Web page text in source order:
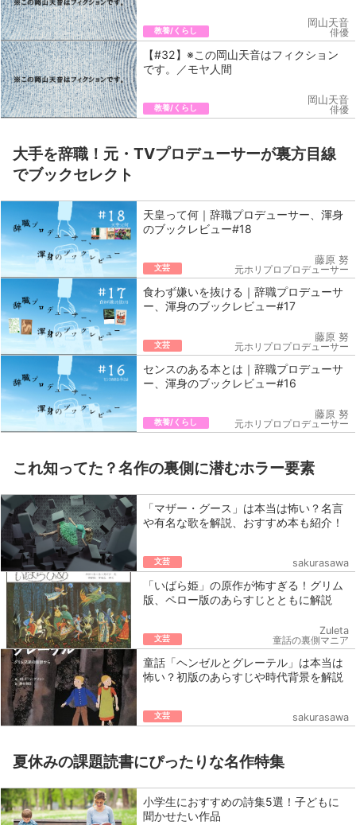
教養/くらし
岡山天音
俳優
【#32】※この岡山天音はフィクション
です。／モヤ人間
教養/くらし
岡山天音
俳優
大手を辞職！元・TVプロデューサーが裏方目線
でブックセレクト
天皇って何｜辞職プロデューサー、渾身
のブックレビュー#18
文芸
藤原 努
元ホリプロプロデューサー
食わず嫌いを抜ける｜辞職プロデューサ
ー、渾身のブックレビュー#17
文芸
藤原 努
元ホリプロプロデューサー
センスのある本とは｜辞職プロデューサ
ー、渾身のブックレビュー#16
教養/くらし
藤原 努
元ホリプロプロデューサー
これ知ってた？名作の裏側に潜むホラー要素
「マザー・グース」は本当は怖い？名言
や有名な歌を解説、おすすめ本も紹介！
文芸 sakurasawa
「いばら姫」の原作が怖すぎる！グリム
版、ペロー版のあらすじとともに解説
文芸
Zuleta
童話の裏側マニア
童話「ヘンゼルとグレーテル」は本当は
怖い？初版のあらすじや時代背景を解説
文芸 sakurasawa
夏休みの課題読書にぴったりな名作特集
小学生におすすめの詩集5選！子どもに
聞かせたい作品